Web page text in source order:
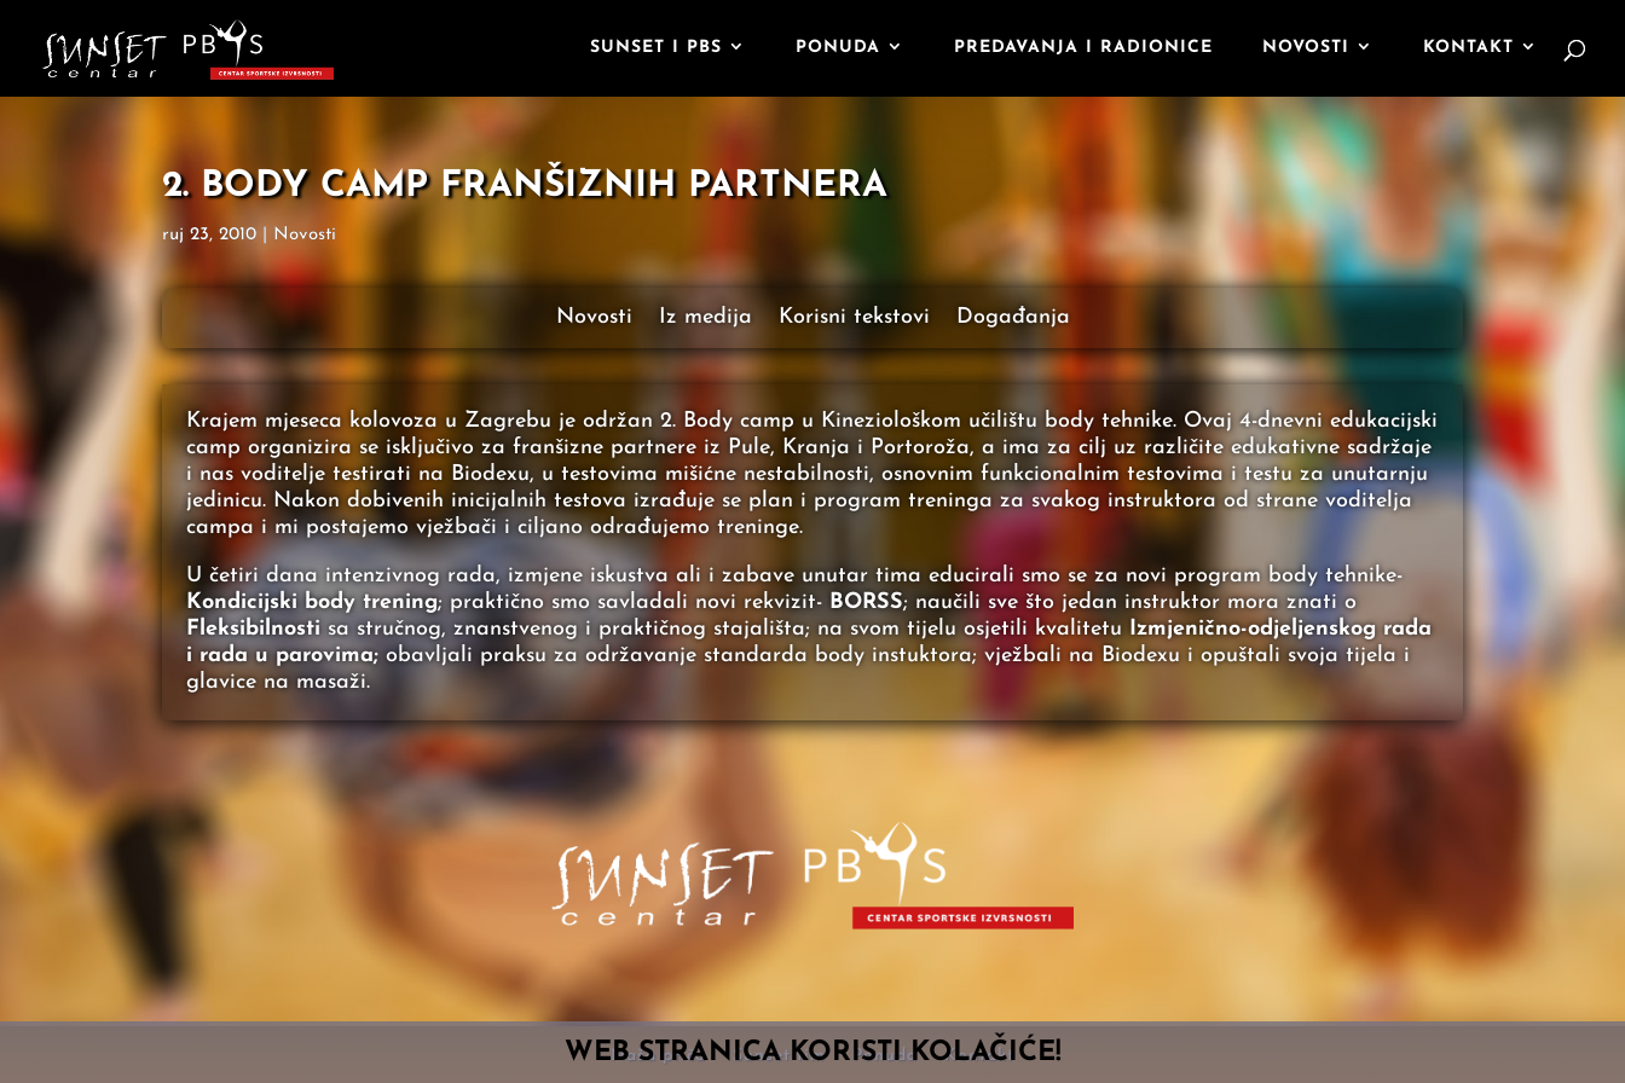
SUNSET I PBS PONUDA PREDAVANJA I RADIONICE NOVOSTI KONTAKT
2. BODY CAMP FRANŠIZNIH PARTNERA
ruj 23, 2010 Novosti
Novosti Iz medija Korisni tekstovi Događanja
Krajem mjeseca kolovoza u Zagrebu je održan 2. Body camp u Kineziološkom učilištu body tehnike. Ovaj 4-dnevni edukacijski
camp organizira se isključivo za franšizne partnere iz Pule, Kranja i Portoroža, a ima za cilj uz različite edukativne sadržaje
i nas voditelje testirati na Biodexu, u testovima mišićne nestabilnosti, osnovnim funkcionalnim testovima i testu za unutarnju
jedinicu. Nakon dobivenih inicijalnih testova izrađuje se plan i program treninga za svakog instruktora od strane voditelja
campa i mi postajemo vježbači i ciljano odrađujemo treninge.
U četiri dana intenzivnog rada, izmjene iskustva ali i zabave unutar tima educirali smo se za novi program body tehnike-
Kondicijski body trening; praktično smo savladali novi rekvizit- BORSS; naučili sve što jedan instruktor mora znati o
Fleksibilnosti sa stručnog, znanstvenog i praktičnog stajališta; na svom tijelu osjetili kvalitetuIzmjenično-odjeljenskog rada
i rada u parovima; obavljali praksu za održavanje standarda body instuktora; vježbali na Biodexu i opuštali svoja tijela i
glavice na masaži.
Naša priča Sunset tim Ponuda Kontakt
WEB STRANICA KORISTI KOLAČIĆE!